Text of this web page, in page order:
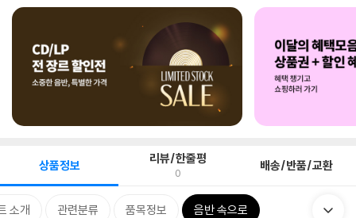
상품정보 리뷰/한줄평
0 배송/반품/교환
소개 관련분류 품목정보 음반 속으로